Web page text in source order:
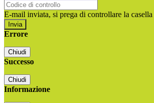
E-mail inviata, si prega di controllare la
Errore
Chiudi
Successo
Chiudi
Informazione